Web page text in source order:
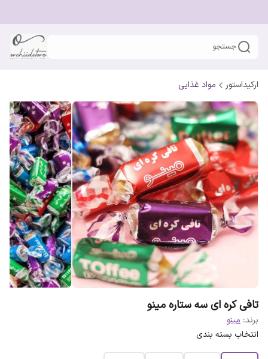
جستجو
ارکیداستور مواد غذایی
تافی کره ای سه ستاره مینو
برند: مینو
انتخاب بسته بندی